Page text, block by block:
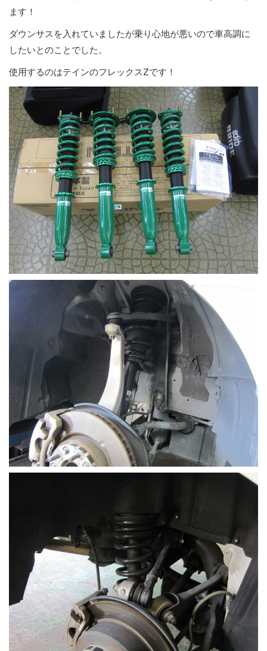
ます！
ダウンサスを入れていましたが乗り心地が悪いので車高調に
したいとのことでした。
使用するのはテインのフレックスZです！